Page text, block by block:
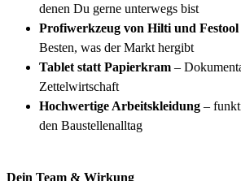
denen Du gerne unterwegs bist
Profiwerkzeug von Hilti und Festool
Besten, was der Markt hergibt
Tablet statt Papierkram –
Zettelwirtschaft
Hochwertige Arbeitskleidung –
den Baustellenalltag
Dein Team & Wirkung